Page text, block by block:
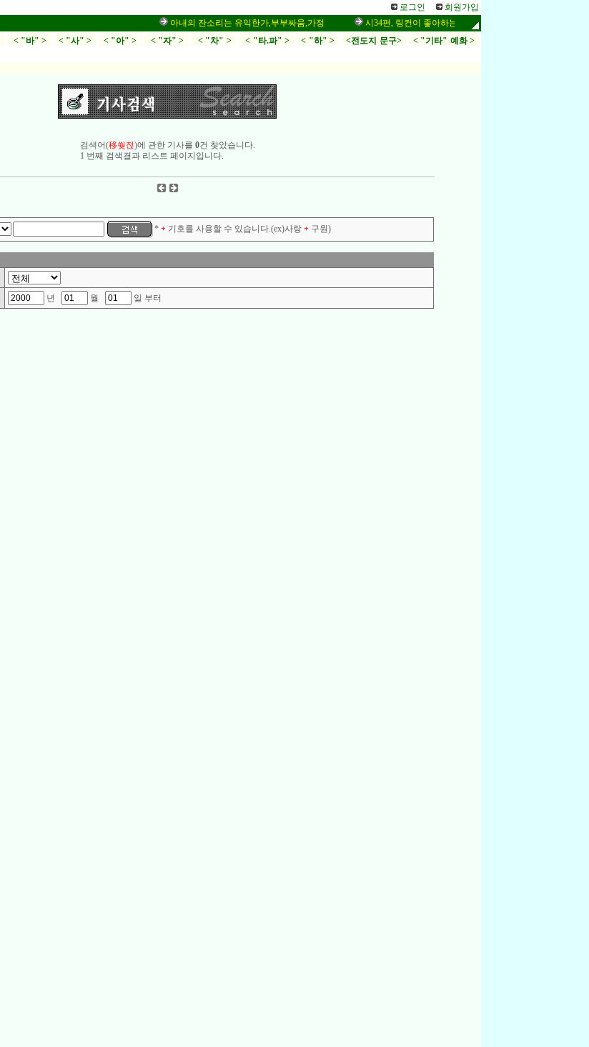
로그인 회원가입
아내의 잔소리는 유익한가,부부싸움,가정 시34편, 링컨이 좋아하는 말씀,응답,두려움
< "바" > < "사" > < "아" > < "자" > < "차" > < "타.파" > < "하" > <전도지 문구>
< "기타" 예화 >
검색어(移쒖젅)에 관한 기사를 0건 찾았습니다.
1 번째 검색결과 리스트 페이지입니다.
* + 기호를 사용할 수 있습니다.(ex)사랑 + 구원)
년 월 일 부터